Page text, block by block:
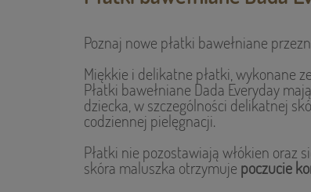
Poznaj nowe płatki bawełniane
Miękkie i delikatne płatki, wykonane ze
Płatki bawełniane Dada Everyday
dziecka, w szczególności delikatnej
codziennej pielęgnacji.
Płatki nie pozostawiają włókien oraz
skóra maluszka otrzymuje poczucie